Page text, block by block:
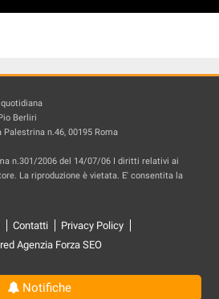
Berliri
n.46, 00195 Roma
n.301/2006 del 14/07/06 I diritti relativi ai
La riproduzione è vietata. E' consentita la
Contatti
Privacy Policy
Agenzia Forza SEO
Notifiche